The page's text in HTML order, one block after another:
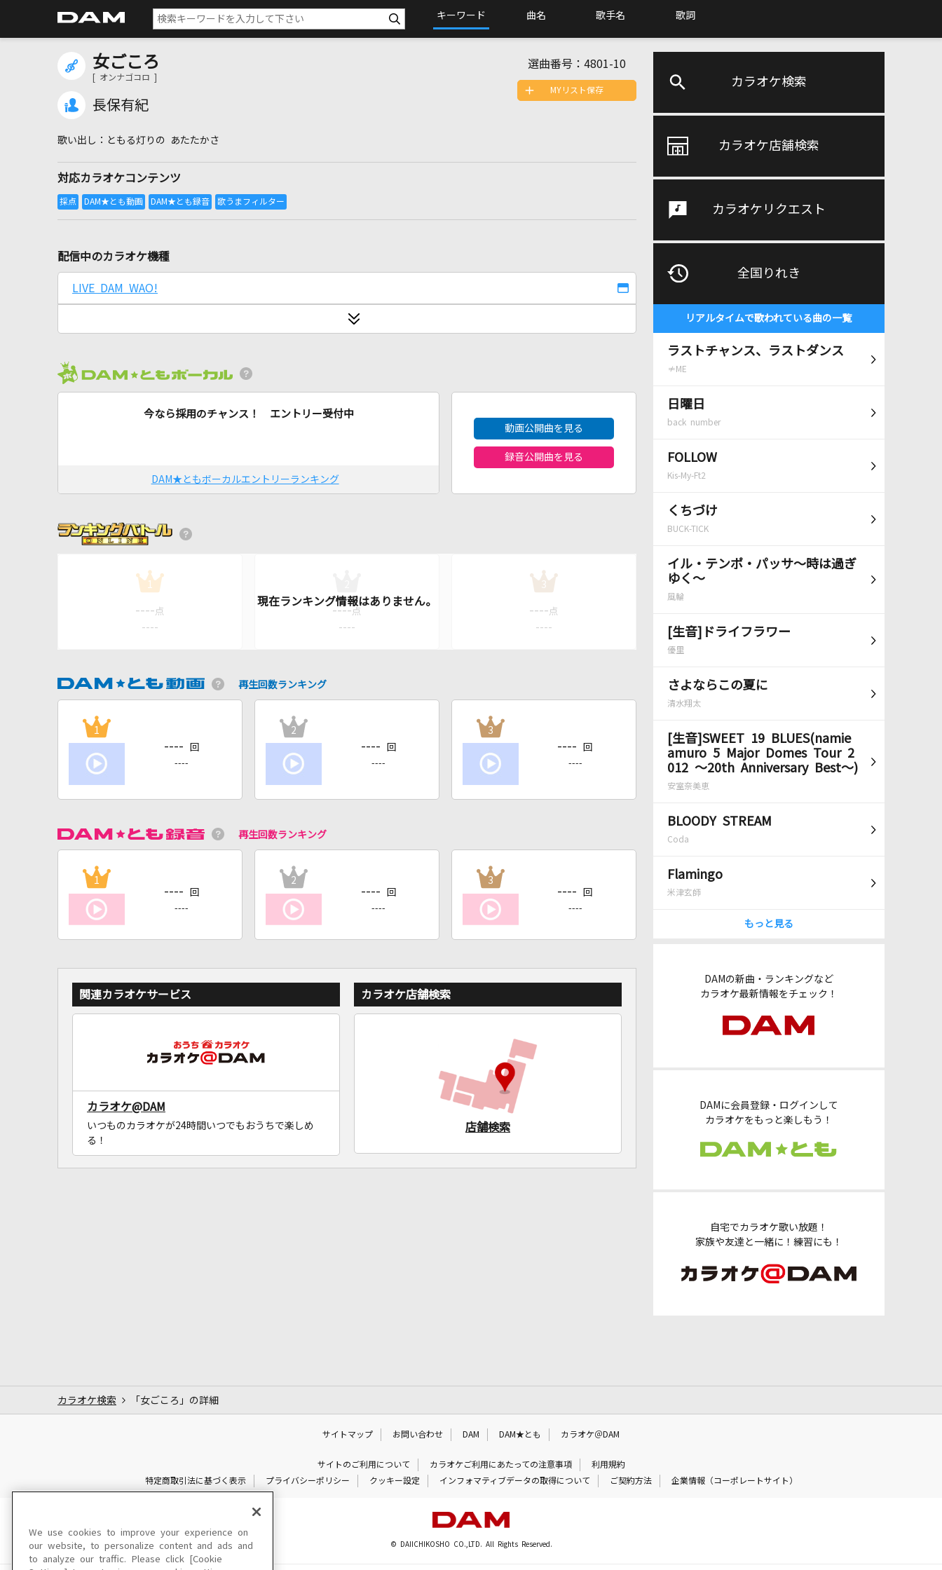
キーワード 曲名 歌手名 歌詞
カラオケ検索
カラオケ店舗検索
カラオケリクエスト
全国りれき
リアルタイムで歌われている曲の一覧
ラストチャンス、ラストダンス
≠ME
日曜日
back number
FOLLOW
Kis-My-Ft2
くちづけ
BUCK-TICK
イル・テンポ・パッサ～時は過ぎ
ゆく～
風輪
[生音]ドライフラワー
優里
さよならこの夏に
清水翔太
[生音]SWEET 19 BLUES(namie
amuro 5 Major Domes Tour 2
012 ～20th Anniversary Best～)
安室奈美恵
BLOODY STREAM
Coda
Flamingo
米津玄師
もっと見る
DAMの新曲・ランキングなど
カラオケ最新情報をチェック！
DAMに会員登録・ログインして
カラオケをもっと楽しもう！
自宅でカラオケ歌い放題！
家族や友達と一緒に！練習にも！
女ごころ
[ オンナゴコロ ]
長保有紀
選曲番号： 4801-10
ともる灯りの あたたかさ
対応カラオケコンテンツ
MYリスト保存
配信中のカラオケ機種
LIVE DAM WAO!
今なら採用のチャンス！ エントリー受付中
DAM★ともボーカルエントリーランキング
動画公開曲を見る
録音公開曲を見る
1
---- 点
----
---- 点
----
3
---- 点
----
再生回数ランキング
1
---- 回
----
2
---- 回
----
3
---- 回
----
再生回数ランキング
1
---- 回
----
2
---- 回
----
3
---- 回
----
関連カラオケサービス
カラオケ@DAM
いつものカラオケが24時間いつでもおうちで楽しめ
る！
カラオケ店舗検索
店舗検索
カラオケ検索 「女ごころ」の詳細
サイトマップ お問い合わせ DAM DAM★とも カラオケ＠DAM
サイトのご利用について カラオケご利用にあたっての注意事項
利用規約
特定商取引法に基づく表示
プライバシーポリシー クッキー設定 インフォマティブデータの取得について ご契約方法 企業情報（コーポレートサイト）
© DAIICHIKOSHO CO.,LTD. All Rights Reserved.
We use cookies to improve your experience on
our website, to personalize content and ads and
to analyze our traffic. Please click [Cookie